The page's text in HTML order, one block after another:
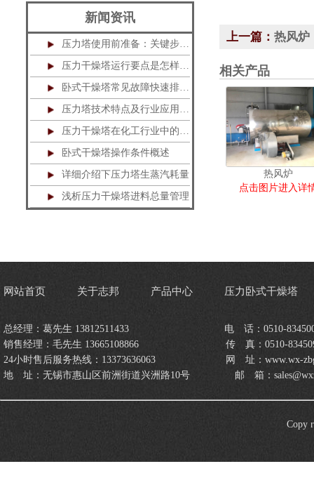
新闻资讯
压力塔使用前准备：关键步骤不可忽视
压力干燥塔运行要点是怎样的？
卧式干燥塔常见故障快速排除指南
压力塔技术特点及行业应用解析
压力干燥塔在化工行业中的应用
卧式干燥塔操作条件概述
详细介绍下压力塔生蒸汽耗量
浅析压力干燥塔进料总量管理
上一篇： 热风炉
相关产品
热风炉
点击图片进入详
网站首页 关于志邦 产品中心 压力卧式干燥塔
总经理：葛先生 13812511433 电 ​话：0510-
销售经理：毛先生 13665108866 传 ​真：0510-
24小时售后服务热线：13373636063 网 ​址：www.wx-
地 ​址：无锡市惠山区前洲街道兴洲路10号 邮 ​箱：
Copy